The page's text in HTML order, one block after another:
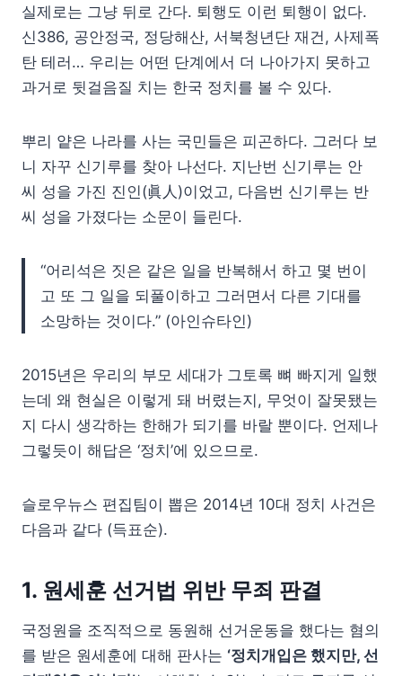
실제로는 그냥 뒤로 간다. 퇴행도 이런 퇴행이 없다.
신386, 공안정국, 정당해산, 서북청년단 재건, 사제폭
탄 테러… 우리는 어떤 단계에서 더 나아가지 못하고
과거로 뒷걸음질 치는 한국 정치를 볼 수 있다.
뿌리 얕은 나라를 사는 국민들은 피곤하다. 그러다 보
니 자꾸 신기루를 찾아 나선다. 지난번 신기루는 안
씨 성을 가진 진인(眞人)이었고, 다음번 신기루는 반
씨 성을 가졌다는 소문이 들린다.
“어리석은 짓은 같은 일을 반복해서 하고 몇 번이
고 또 그 일을 되풀이하고 그러면서 다른 기대를
소망하는 것이다.” (아인슈타인)
2015년은 우리의 부모 세대가 그토록 뼈 빠지게 일했
는데 왜 현실은 이렇게 돼 버렸는지, 무엇이 잘못됐는
지 다시 생각하는 한해가 되기를 바랄 뿐이다. 언제나
그렇듯이 해답은 ‘정치’에 있으므로.
슬로우뉴스 편집팀이 뽑은 2014년 10대 정치 사건은
다음과 같다 (득표순).
1. 원세훈 선거법 위반 무죄 판결
국정원을 조직적으로 동원해 선거운동을 했다는 혐의
를 받은 원세훈에 대해 판사는 ‘정치개입은 했지만, 선